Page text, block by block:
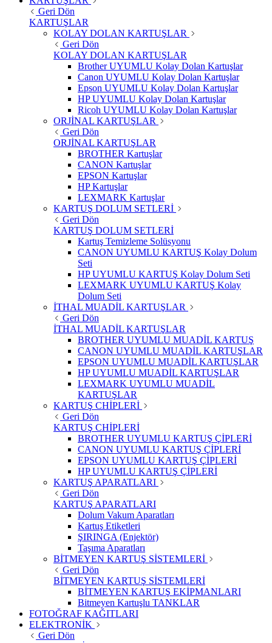
Geri Dön
KARTUŞLAR
KOLAY DOLAN KARTUŞLAR
Geri Dön
KOLAY DOLAN KARTUŞLAR
Brother UYUMLU Kolay Dolan Kartuşlar
Canon UYUMLU Kolay Dolan Kartuşlar
Epson UYUMLU Kolay Dolan Kartuşlar
HP UYUMLU Kolay Dolan Kartuşlar
Ricoh UYUMLU Kolay Dolan Kartuşlar
ORJİNAL KARTUŞLAR
Geri Dön
ORJİNAL KARTUŞLAR
BROTHER Kartuşlar
CANON Kartuşlar
EPSON Kartuşlar
HP Kartuşlar
LEXMARK Kartuşlar
KARTUŞ DOLUM SETLERİ
Geri Dön
KARTUŞ DOLUM SETLERİ
Kartuş Temizleme Solüsyonu
CANON UYUMLU KARTUŞ Kolay Dolum
Seti
HP UYUMLU KARTUŞ Kolay Dolum Seti
LEXMARK UYUMLU KARTUŞ Kolay
Dolum Seti
İTHAL MUADİL KARTUŞLAR
Geri Dön
İTHAL MUADİL KARTUŞLAR
BROTHER UYUMLU MUADİL KARTUŞ
CANON UYUMLU MUADİL KARTUŞLAR
EPSON UYUMLU MUADİL KARTUŞLAR
HP UYUMLU MUADİL KARTUŞLAR
LEXMARK UYUMLU MUADİL
KARTUŞLAR
KARTUŞ CHİPLERİ
Geri Dön
KARTUŞ CHİPLERİ
BROTHER UYUMLU KARTUŞ ÇİPLERİ
CANON UYUMLU KARTUŞ ÇİPLERİ
EPSON UYUMLU KARTUŞ ÇİPLERİ
HP UYUMLU KARTUŞ ÇİPLERİ
KARTUŞ APARATLARI
Geri Dön
KARTUŞ APARATLARI
Dolum Vakum Aparatları
Kartuş Etiketleri
ŞIRINGA (Enjektör)
Taşıma Aparatları
BİTMEYEN KARTUŞ SİSTEMLERİ
Geri Dön
BİTMEYEN KARTUŞ SİSTEMLERİ
BİTMEYEN KARTUŞ EKİPMANLARI
Bitmeyen Kartuşlu TANKLAR
FOTOĞRAF KAĞITLARI
ELEKTRONİK
Geri Dön